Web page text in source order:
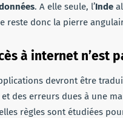
. A elle seule, l’Inde
donc la pierre
à internet n’est
devront être
des erreurs dues à une
règles sont étudiées